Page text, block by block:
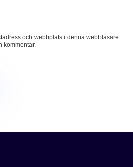
och webbplats i denna webbläsare
kommentar.